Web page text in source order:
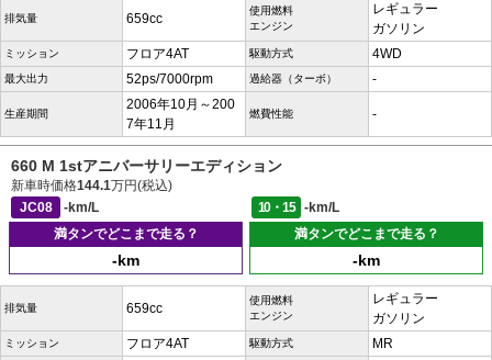
排気量 659cc
使用燃料
エンジン
レギュラー
ガソリン
ミッション フロア4AT 駆動方式 4WD
最大出力 52ps/7000rpm 過給器（ターボ） -
生産期間
2006年10月～200
7年11月
燃費性能 -
660 M 1stアニバーサリーエディション
新車時価格144.1万円(税込)
JC08
-km/L 10・15
-km/L
満タンでどこまで走る？
-km
満タンでどこまで走る？
-km
排気量 659cc
使用燃料
エンジン
レギュラー
ガソリン
ミッション フロア4AT 駆動方式 MR